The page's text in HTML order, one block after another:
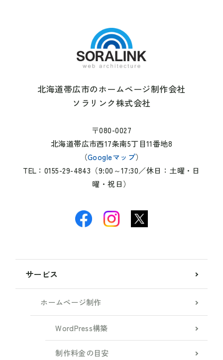
北海道帯広市のホームページ制作会社
ソラリンク株式会社
〒080-0027
北海道帯広市西17条南5丁目11番地8
（Googleマップ）
TEL：0155-29-4843（9:00～17:30／休日：土曜・日
曜・祝日）
サービス
ホームページ制作
WordPress構築
制作料金の目安